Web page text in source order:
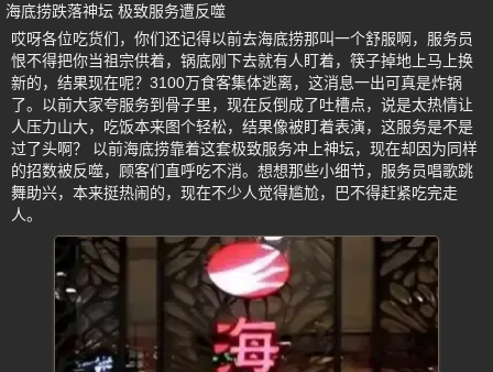
海底捞跌落神坛 极致服务遭反噬
哎呀各位吃货们，你们还记得以前去海底捞那叫一个舒服啊，服务员
恨不得把你当祖宗供着，锅底刚下去就有人盯着，筷子掉地上马上换
新的，结果现在呢？3100万食客集体逃离，这消息一出可真是炸锅
了。以前大家夸服务到骨子里，现在反倒成了吐槽点，说是太热情让
人压力山大，吃饭本来图个轻松，结果像被盯着表演，这服务是不是
过了头啊？ 以前海底捞靠着这套极致服务冲上神坛，现在却因为同样
的招数被反噬，顾客们直呼吃不消。想想那些小细节，服务员唱歌跳
舞助兴，本来挺热闹的，现在不少人觉得尴尬，巴不得赶紧吃完走
人。